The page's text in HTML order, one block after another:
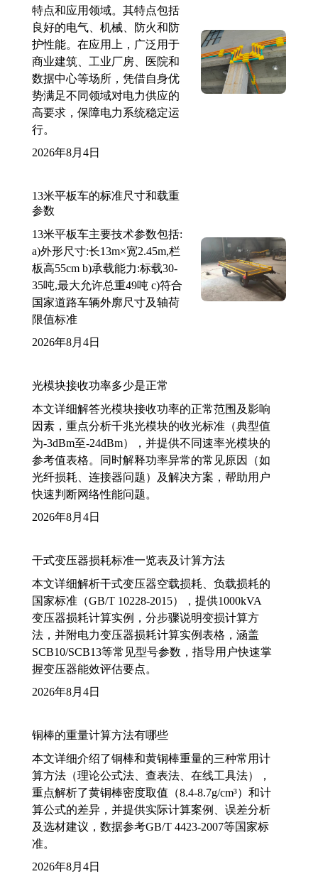
特点和应用领域。其特点包括
良好的电气、机械、防火和防
护性能。在应用上，广泛用于
商业建筑、工业厂房、医院和
数据中心等场所，凭借自身优
势满足不同领域对电力供应的
高要求，保障电力系统稳定运
行。
2026年8月4日
13米平板车的标准尺寸和载重
参数
13米平板车主要技术参数包括:
a)外形尺寸:长13m×宽2.45m,栏
板高55cm b)承载能力:标载30-
35吨,最大允许总重49吨 c)符合
国家道路车辆外廓尺寸及轴荷
限值标准
2026年8月4日
光模块接收功率多少是正常
本文详细解答光模块接收功率的正常范围及影响
因素，重点分析千兆光模块的收光标准（典型值
为-3dBm至-24dBm），并提供不同速率光模块的
参考值表格。同时解释功率异常的常见原因（如
光纤损耗、连接器问题）及解决方案，帮助用户
快速判断网络性能问题。
2026年8月4日
干式变压器损耗标准一览表及计算方法
本文详细解析干式变压器空载损耗、负载损耗的
国家标准（GB/T 10228-2015），提供1000kVA
变压器损耗计算实例，分步骤说明变损计算方
法，并附电力变压器损耗计算实例表格，涵盖
SCB10/SCB13等常见型号参数，指导用户快速掌
握变压器能效评估要点。
2026年8月4日
铜棒的重量计算方法有哪些
本文详细介绍了铜棒和黄铜棒重量的三种常用计
算方法（理论公式法、查表法、在线工具法），
重点解析了黄铜棒密度取值（8.4-8.7g/cm³）和计
算公式的差异，并提供实际计算案例、误差分析
及选材建议，数据参考GB/T 4423-2007等国家标
准。
2026年8月4日